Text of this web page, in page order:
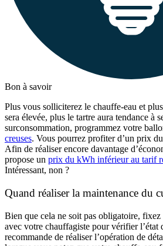
Bon à savoir
Plus vous solliciterez le chauffe-eau et
sera élevée, plus le tartre aura tendance à
surconsommation, programmez votre
creuses. Vous pourrez profiter d’un prix
Afin de réaliser encore davantage
propose un prix du kWh inférieur au tarif
Intéressant, non ?
Quand réaliser la maintenance du
Bien que cela ne soit pas obligatoire,
avec votre chauffagiste pour vérifier l’état
recommande de réaliser l’opération de